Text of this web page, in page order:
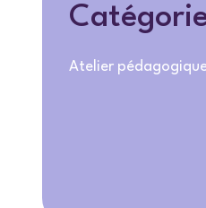
Atelier